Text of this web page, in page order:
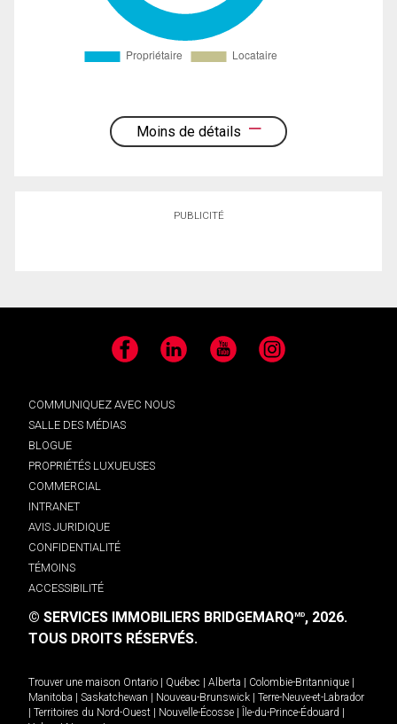
Moins de détails
PUBLICITÉ
Facebook LinkedIn YouTube Instagram
COMMUNIQUEZ AVEC NOUS
SALLE DES MÉDIAS
BLOGUE
PROPRIÉTÉS LUXUEUSES
COMMERCIAL
INTRANET
AVIS JURIDIQUE
CONFIDENTIALITÉ
TÉMOINS
ACCESSIBILITÉ
© SERVICES IMMOBILIERS BRIDGEMARQMD, 2026.
TOUS DROITS RÉSERVÉS.
Trouver une maison Ontario Québec Alberta Colombie-Britannique
Manitoba
Saskatchewan Nouveau-Brunswick
Terre-Neuve-et-Labrador
Territoires du Nord-Ouest Nouvelle-Écosse Île-du-Prince-Édouard